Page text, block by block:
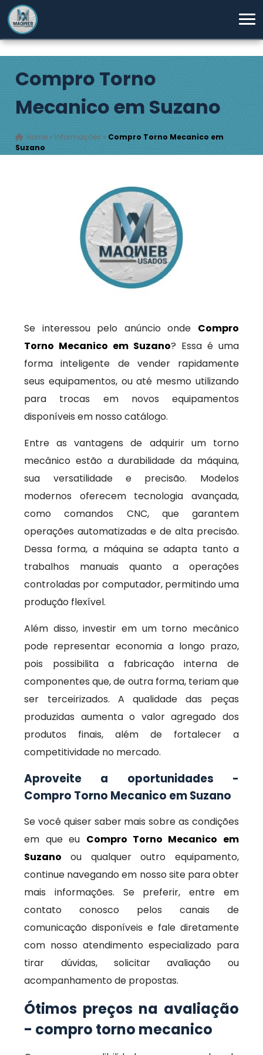
Compro Torno
Mecanico em Suzano
Home » Informações » Compro Torno Mecanico em
Suzano
Se interessou pelo anúncio onde Compro
Torno Mecanico em Suzano? Essa é uma
forma inteligente de vender rapidamente
seus equipamentos, ou até mesmo utilizando
para trocas em novos equipamentos
disponíveis em nosso catálogo.
Entre as vantagens de adquirir um torno
mecânico estão a durabilidade da máquina,
sua versatilidade e precisão. Modelos
modernos oferecem tecnologia avançada,
como comandos CNC, que garantem
operações automatizadas e de alta precisão.
Dessa forma, a máquina se adapta tanto a
trabalhos manuais quanto a operações
controladas por computador, permitindo uma
produção flexível.
Além disso, investir em um torno mecânico
pode representar economia a longo prazo,
pois possibilita a fabricação interna de
componentes que, de outra forma, teriam que
ser terceirizados. A qualidade das peças
produzidas aumenta o valor agregado dos
produtos finais, além de fortalecer a
competitividade no mercado.
Aproveite a oportunidades -
Compro Torno Mecanico em Suzano
Se você quiser saber mais sobre as condições
em que eu Compro Torno Mecanico em
Suzano ou qualquer outro equipamento,
continue navegando em nosso site para obter
mais informações. Se preferir, entre em
contato conosco pelos canais de
comunicação disponíveis e fale diretamente
com nosso atendimento especializado para
tirar dúvidas, solicitar avaliação ou
acompanhamento de propostas.
Ótimos preços na avaliação
- compro torno mecanico